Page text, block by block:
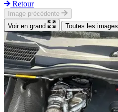
Retour
Image précédente
Voir en grand
Toutes les images